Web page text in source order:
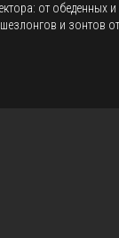
от обеденных и
и зонтов от